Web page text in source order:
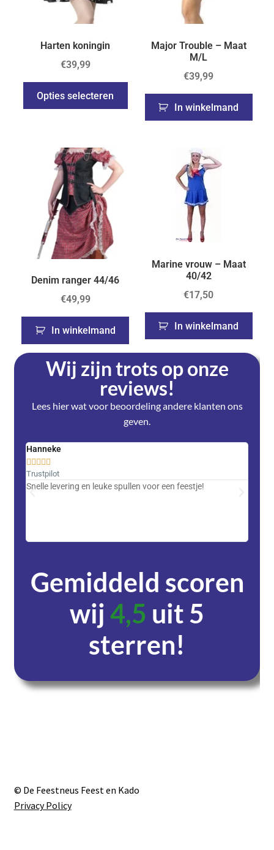
Harten koningin
€39,99
Opties selecteren
Major Trouble – Maat
M/L
€39,99
In winkelmand
Denim ranger 44/46
€49,99
In winkelmand
Marine vrouw – Maat
40/42
€17,50
In winkelmand
Wij zijn trots op onze
reviews!
Lees hier wat voor beoordeling andere klanten ons
geven.
Hanneke
    
Trustpilot
Snelle levering en leuke spullen voor een feestje!
Gemiddeld scoren
wij4,5 uit 5
sterren!
© De Feestneus Feest en Kado
Privacy Policy